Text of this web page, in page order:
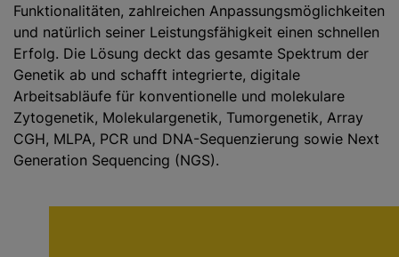
Funktionalitäten, zahlreichen Anpassungsmöglichkeiten
und natürlich seiner Leistungsfähigkeit einen schnellen
Erfolg. Die Lösung deckt das gesamte Spektrum der
Genetik ab und schafft integrierte, digitale
Arbeitsabläufe für konventionelle und molekulare
Zytogenetik, Molekulargenetik, Tumorgenetik, Array
CGH, MLPA, PCR und DNA-Sequenzierung sowie Next
Generation Sequencing (NGS).